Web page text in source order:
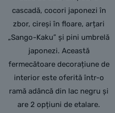
cascadă, cocori japonezi în
zbor, cireși în floare, arțari
„Sango-Kaku” și pini umbrelă
japonezi. Această
fermecătoare decorațiune de
interior este oferită într-o
ramă adâncă din lac negru și
are 2 opțiuni de etalare.